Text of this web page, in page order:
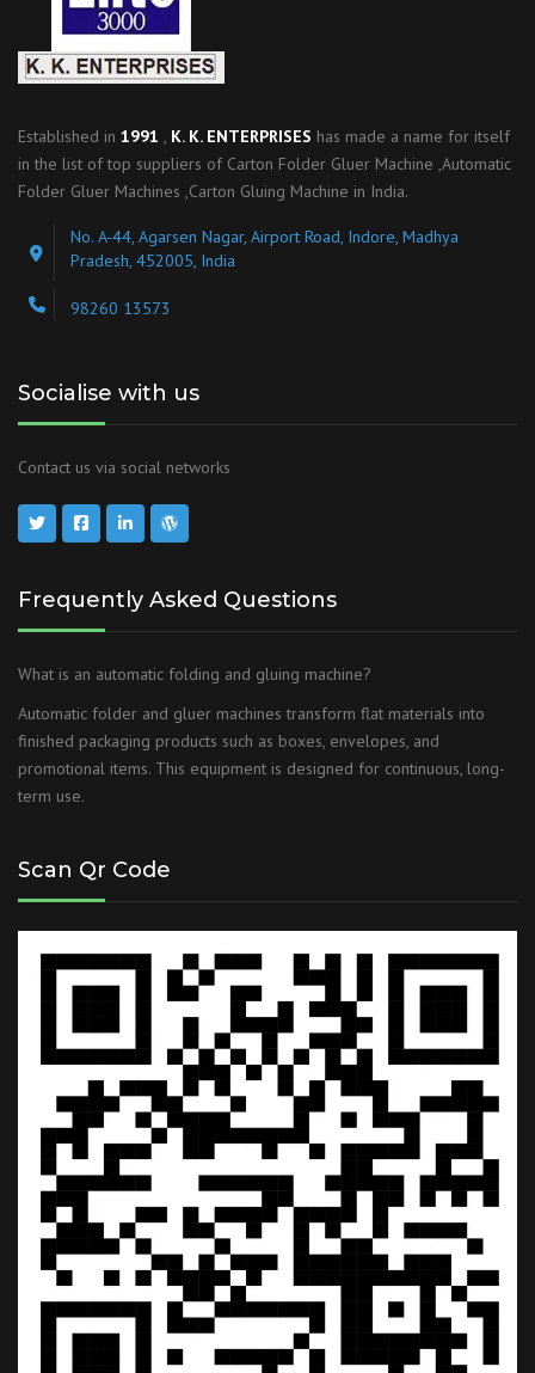
Established in 1991 , K. K. ENTERPRISES has made a name for itself
in the list of top suppliers of Carton Folder Gluer Machine ,Automatic
Folder Gluer Machines ,Carton Gluing Machine in India.
No. A-44, Agarsen Nagar, Airport Road, Indore, Madhya
Pradesh, 452005, India
98260 13573
Socialise with us
Contact us via social networks
Frequently Asked Questions
What is an automatic folding and gluing machine?
Automatic folder and gluer machines transform flat materials into
finished packaging products such as boxes, envelopes, and
promotional items. This equipment is designed for continuous, long-
term use.
Scan Qr Code